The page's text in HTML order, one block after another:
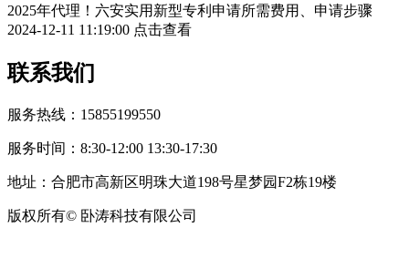
2025年代理！六安实用新型专利申请所需费用、申请步骤
2024-12-11 11:19:00 点击查看
联系我们
服务热线：15855199550
服务时间：8:30-12:00 13:30-17:30
地址：合肥市高新区明珠大道198号星梦园F2栋19楼
版权所有© 卧涛科技有限公司